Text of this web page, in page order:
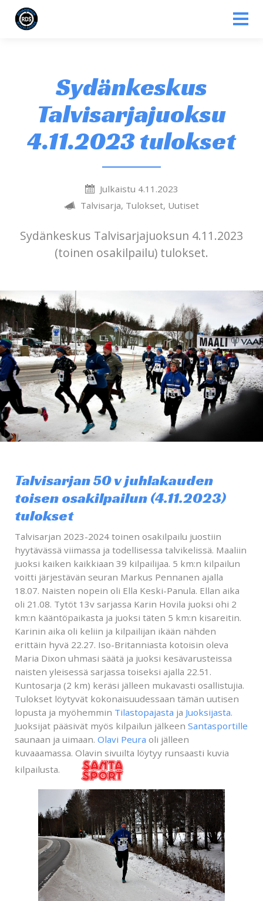
Siirry sisältöön
Sydänkeskus
Talvisarjajuoksu
4.11.2023 tulokset
Julkaistu 4.11.2023
Talvisarja, Tulokset, Uutiset
Sydänkeskus Talvisarjajuoksun 4.11.2023
(toinen osakilpailu) tulokset.
Talvisarjan 50 v juhlakauden
toisen osakilpailun (4.11.2023)
tulokset
Talvisarjan 2023-2024 toinen osakilpailu juostiin
hyytävässä viimassa ja todellisessa talvikelissä. Maaliin
juoksi kaiken kaikkiaan 39 kilpailijaa. 5 km:n kilpailun
voitti järjestävän seuran Markus Pennanen ajalla
18.07. Naisten nopein oli Ella Keski-Panula. Ellan aika
oli 21.08. Tytöt 13v sarjassa Karin Hovila juoksi ohi 2
km:n kääntöpaikasta ja juoksi täten 5 km:n kisareitin.
Karinin aika oli keliin ja kilpailijan ikään nähden
erittäin hyvä 22.27. Iso-Britanniasta kotoisin oleva
Maria Dixon uhmasi säätä ja juoksi kesävarusteissa
naisten yleisessä sarjassa toiseksi ajalla 22.51.
Kuntosarja (2 km) keräsi jälleen mukavasti osallistujia.
Tulokset löytyvät kokonaisuudessaan tämän uutisen
lopusta ja myöhemmin Tilastopajasta ja Juoksijasta.
Juoksijat pääsivät myös kilpailun jälkeen Santasportille
saunaan ja uimaan. Olavi Peura oli jälleen
kuvaaamassa. Olavin sivuilta löytyy runsaasti kuvia
kilpailusta.